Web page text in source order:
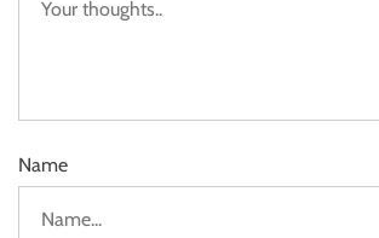
Name